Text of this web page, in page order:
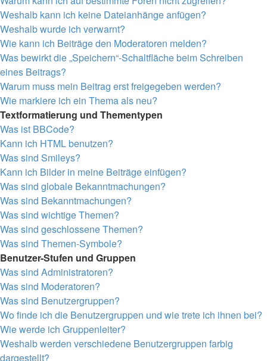
Weshalb kann ich keine Dateianhänge anfügen?
Weshalb wurde ich verwarnt?
Wie kann ich Beiträge den Moderatoren melden?
Was bewirkt die „Speichern“-Schaltfläche beim Schreiben
eines Beitrags?
Warum muss mein Beitrag erst freigegeben werden?
Wie markiere ich ein Thema als neu?
Textformatierung und Thementypen
Was ist BBCode?
Kann ich HTML benutzen?
Was sind Smileys?
Kann ich Bilder in meine Beiträge einfügen?
Was sind globale Bekanntmachungen?
Was sind Bekanntmachungen?
Was sind wichtige Themen?
Was sind geschlossene Themen?
Was sind Themen-Symbole?
Benutzer-Stufen und Gruppen
Was sind Administratoren?
Was sind Moderatoren?
Was sind Benutzergruppen?
Wo finde ich die Benutzergruppen und wie trete ich ihnen bei?
Wie werde ich Gruppenleiter?
Weshalb werden verschiedene Benutzergruppen farbig
dargestellt?